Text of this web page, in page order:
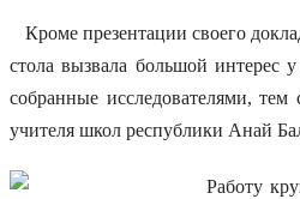
Кроме презентации своего
стола вызвала большой интерес
собранные исследователями,
учителя школ республики Анай
Работу